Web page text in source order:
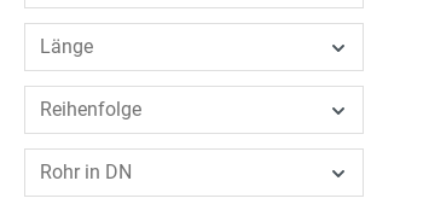
Länge
Reihenfolge
Rohr in DN